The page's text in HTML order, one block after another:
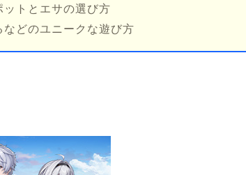
トとエサの選び方
どのユニークな遊び方